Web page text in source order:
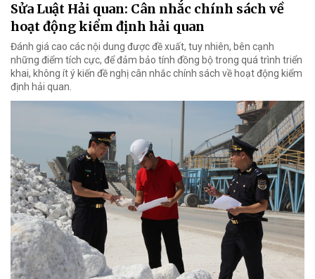
Sửa Luật Hải quan: Cân nhắc chính sách về
hoạt động kiểm định hải quan
Đánh giá cao các nội dung được đề xuất, tuy nhiên, bên cạnh
những điểm tích cực, để đảm bảo tính đồng bộ trong quá trình triển
khai, không ít ý kiến đề nghị cân nhắc chính sách về hoạt động kiểm
định hải quan.